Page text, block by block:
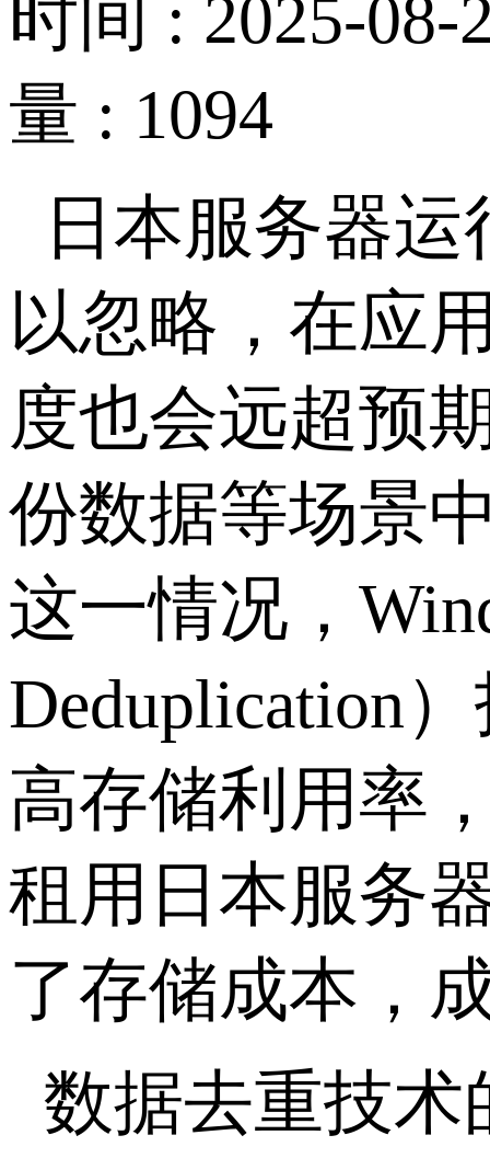
时间 : 2025-08-
量 : 1094
日本服务器运
以忽略，在应
度也会远超预
份数据等场景
这一情况，
Deduplication
高存储利用率
租用日本服务
了存储成本，
数据去重技术